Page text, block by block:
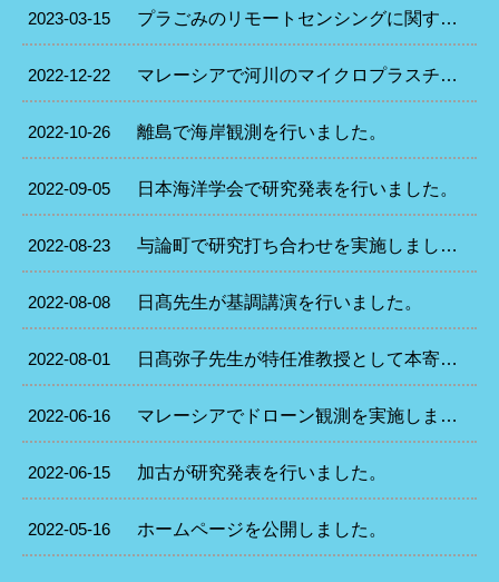
2023-03-15 プラごみのリモートセンシングに関する国際専門家会合に出席しました。
2022-12-22 マレーシアで河川のマイクロプラスチック観測を実施しました。
2022-10-26 離島で海岸観測を行いました。
2022-09-05 日本海洋学会で研究発表を行いました。
2022-08-23 与論町で研究打ち合わせを実施しました。
2022-08-08 日髙先生が基調講演を行いました。
2022-08-01 日髙弥子先生が特任准教授として本寄附講座に着任しました。
2022-06-16 マレーシアでドローン観測を実施しました（国際共同研究）。
2022-06-15 加古が研究発表を行いました。
2022-05-16 ホームページを公開しました。